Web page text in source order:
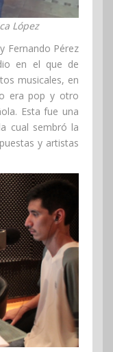
López
Fernando Pérez
en el que de
musicales, en
era pop y otro
Esta fue una
cual sembró la
y artistas